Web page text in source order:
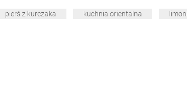
pierś z kurczaka kuchnia orientalna